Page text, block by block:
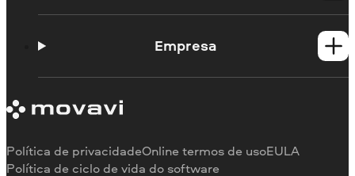
Portal de aprendizagem
Limitações da versão de teste
Reembolso
Empresa
Testemunhos
Por que nos escolher
Para o trabalho
Política de privacidadeOnline termos de usoEULA
Política de ciclo de vida do software